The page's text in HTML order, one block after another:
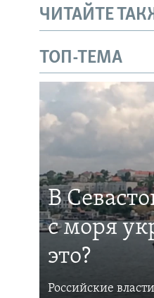
ЧИТАЙТЕ
ТОП-ТЕМА
В
с моря
это?
Российские